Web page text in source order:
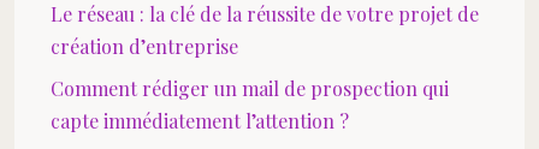
Le réseau : la clé de la réussite de votre projet de
création d’entreprise
Comment rédiger un mail de prospection qui
capte immédiatement l’attention ?